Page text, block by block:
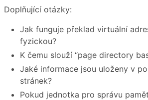
Doplňující otázky:
Jak funguje překlad virtuální
fyzickou?
K čemu slouží “page directory
Jaké informace jsou uloženy v
stránek?
Pokud jednotka pro správu